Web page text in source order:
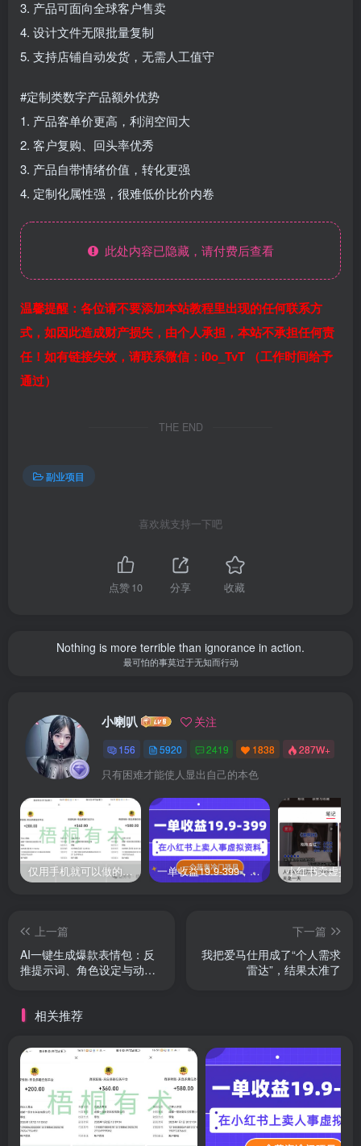
3. 产品可面向全球客户售卖
4. 设计文件无限批量复制
5. 支持店铺自动发货，无需人工值守
#定制类数字产品额外优势
1. 产品客单价更高，利润空间大
2. 客户复购、回头率优秀
3. 产品自带情绪价值，转化更强
4. 定制化属性强，很难低价比价内卷
此处内容已隐藏，请付费后查看
温馨提醒：各位请不要添加本站教程里出现的任何联系方
式，如因此造成财产损失，由个人承担，本站不承担任何责
任！如有链接失效，请联系微信：i0o_TvT （工作时间给予
通过）
THE END
副业项目
喜欢就支持一下吧
点赞10 分享 收藏
Nothing is more terrible than ignorance in action.
最可怕的事莫过于无知而行动
小喇叭 关注
156 5920 2419 1838 287W+
只有困难才能使人显出自己的本色
仅用手机就可以做的小项目，当天就能见钱，每天100-300 一单收益19.9-399，一个蓝海冷门项目，在小红书上卖人事虚拟资料
上一篇
AI一键生成爆款表情包：反
推提示词、角色设定与动态
下一篇
我把爱马仕用成了“个人需求
雷达”，结果太准了
相关推荐